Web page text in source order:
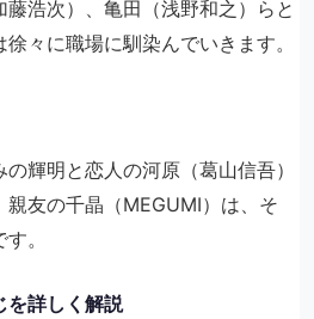
浩次）、亀田（浅野和之）らと
々に職場に馴染んでいきます。
輝明と恋人の河原（葛山信吾）
親友の千晶（MEGUMI）は、そ
。
を詳しく解説